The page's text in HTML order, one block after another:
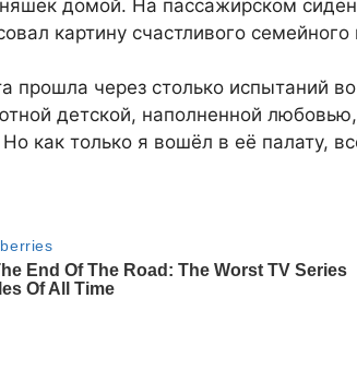
домой. На пассажирском
картину счастливого
прошла через столько испытаний
детской, наполненной
как только я вошёл в её палату,